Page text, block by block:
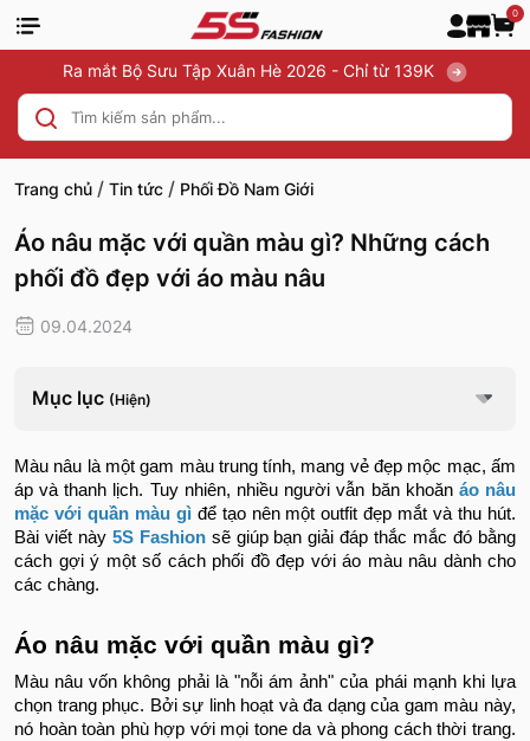
0
Ra mắt Bộ Sưu Tập Xuân Hè 2026 - Chỉ từ 139K
Trang chủ / Tin tức / Phối Đồ Nam Giới
Áo nâu mặc với quần màu gì? Những cách
phối đồ đẹp với áo màu nâu
09.04.2024
Mục lục (Hiện)
Màu nâu là một gam màu trung tính, mang vẻ đẹp mộc mạc, ấm
áp và thanh lịch. Tuy nhiên, nhiều người vẫn băn khoăn áo nâu
mặc với quần màu gì để tạo nên một outfit đẹp mắt và thu hút.
Bài viết này 5S Fashionsẽ giúp bạn giải đáp thắc mắc đó bằng
cách gợi ý một số cách phối đồ đẹp với áo màu nâu dành cho
các chàng.
Áo nâu mặc với quần màu gì?
Màu nâu vốn không phải là "nỗi ám ảnh" của phái mạnh khi lựa
chọn trang phục. Bởi sự linh hoạt và đa dạng của gam màu này,
nó hoàn toàn phù hợp với mọi tone da và phong cách thời trang.